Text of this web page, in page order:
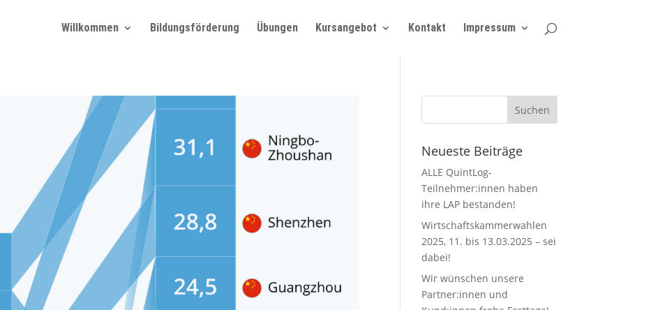
Willkommen Bildungsförderung Übungen Kursangebot Kontakt Impressum
Neueste Beiträge
ALLE QuintLog-
Teilnehmer:innen haben
ihre LAP bestanden!
Wirtschaftskammerwahlen
2025, 11. bis 13.03.2025 – sei
dabei!
Wir wünschen unsere
Partner:innen und